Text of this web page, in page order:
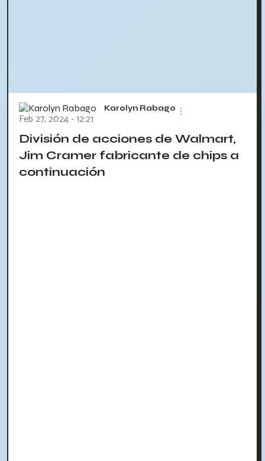
Karolyn Rabago
Feb 27, 2024 - 12:21
División de acciones de Walmart,
Jim Cramer fabricante de chips a
continuación